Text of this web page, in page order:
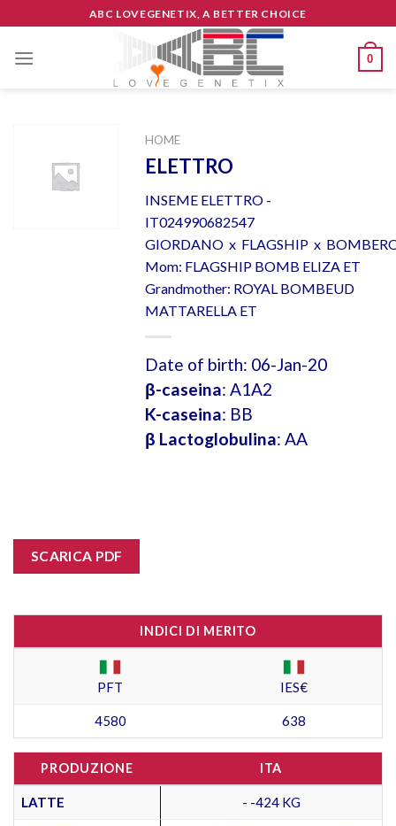
to
content
ABC LOVEGENETIX, A BETTER CHOICE
0
HOME
ELETTRO
INSEME ELETTRO -
IT024990682547
GIORDANO x FLAGSHIP x
Mom: FLAGSHIP BOMB ELIZA ET
Grandmother: ROYAL BOMBEUD
MATTARELLA ET
Date of birth: 06-Jan-20
β-caseina: A1A2
K-caseina: BB
β Lactoglobulina: AA
SCARICA PDF
INDICI DI MERITO
PFT IES€
4580 638
PRODUZIONE ITA
LATTE - -424 KG